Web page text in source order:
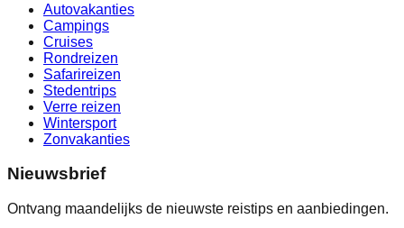
Autovakanties
Campings
Cruises
Rondreizen
Safarireizen
Stedentrips
Verre reizen
Wintersport
Zonvakanties
Nieuwsbrief
Ontvang maandelijks de nieuwste reistips en aanbiedingen.